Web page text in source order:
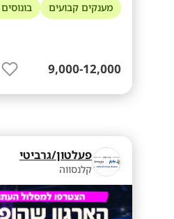
מענקים קבועים
9,000-12,000
פעלטון/גרביטי
קלנסווה